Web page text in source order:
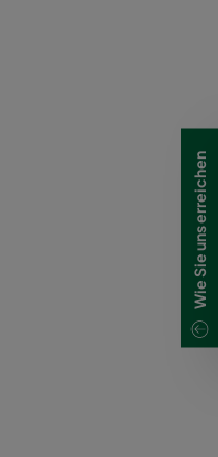
Wie Sie uns erreichen